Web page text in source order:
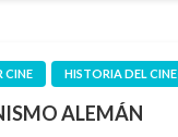
CINE HISTORIA DEL CINE
ALEMÁN